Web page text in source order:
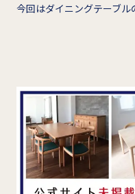
今回はダイニングテーブル